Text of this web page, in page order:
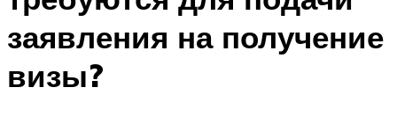
заявления на получение
визы?